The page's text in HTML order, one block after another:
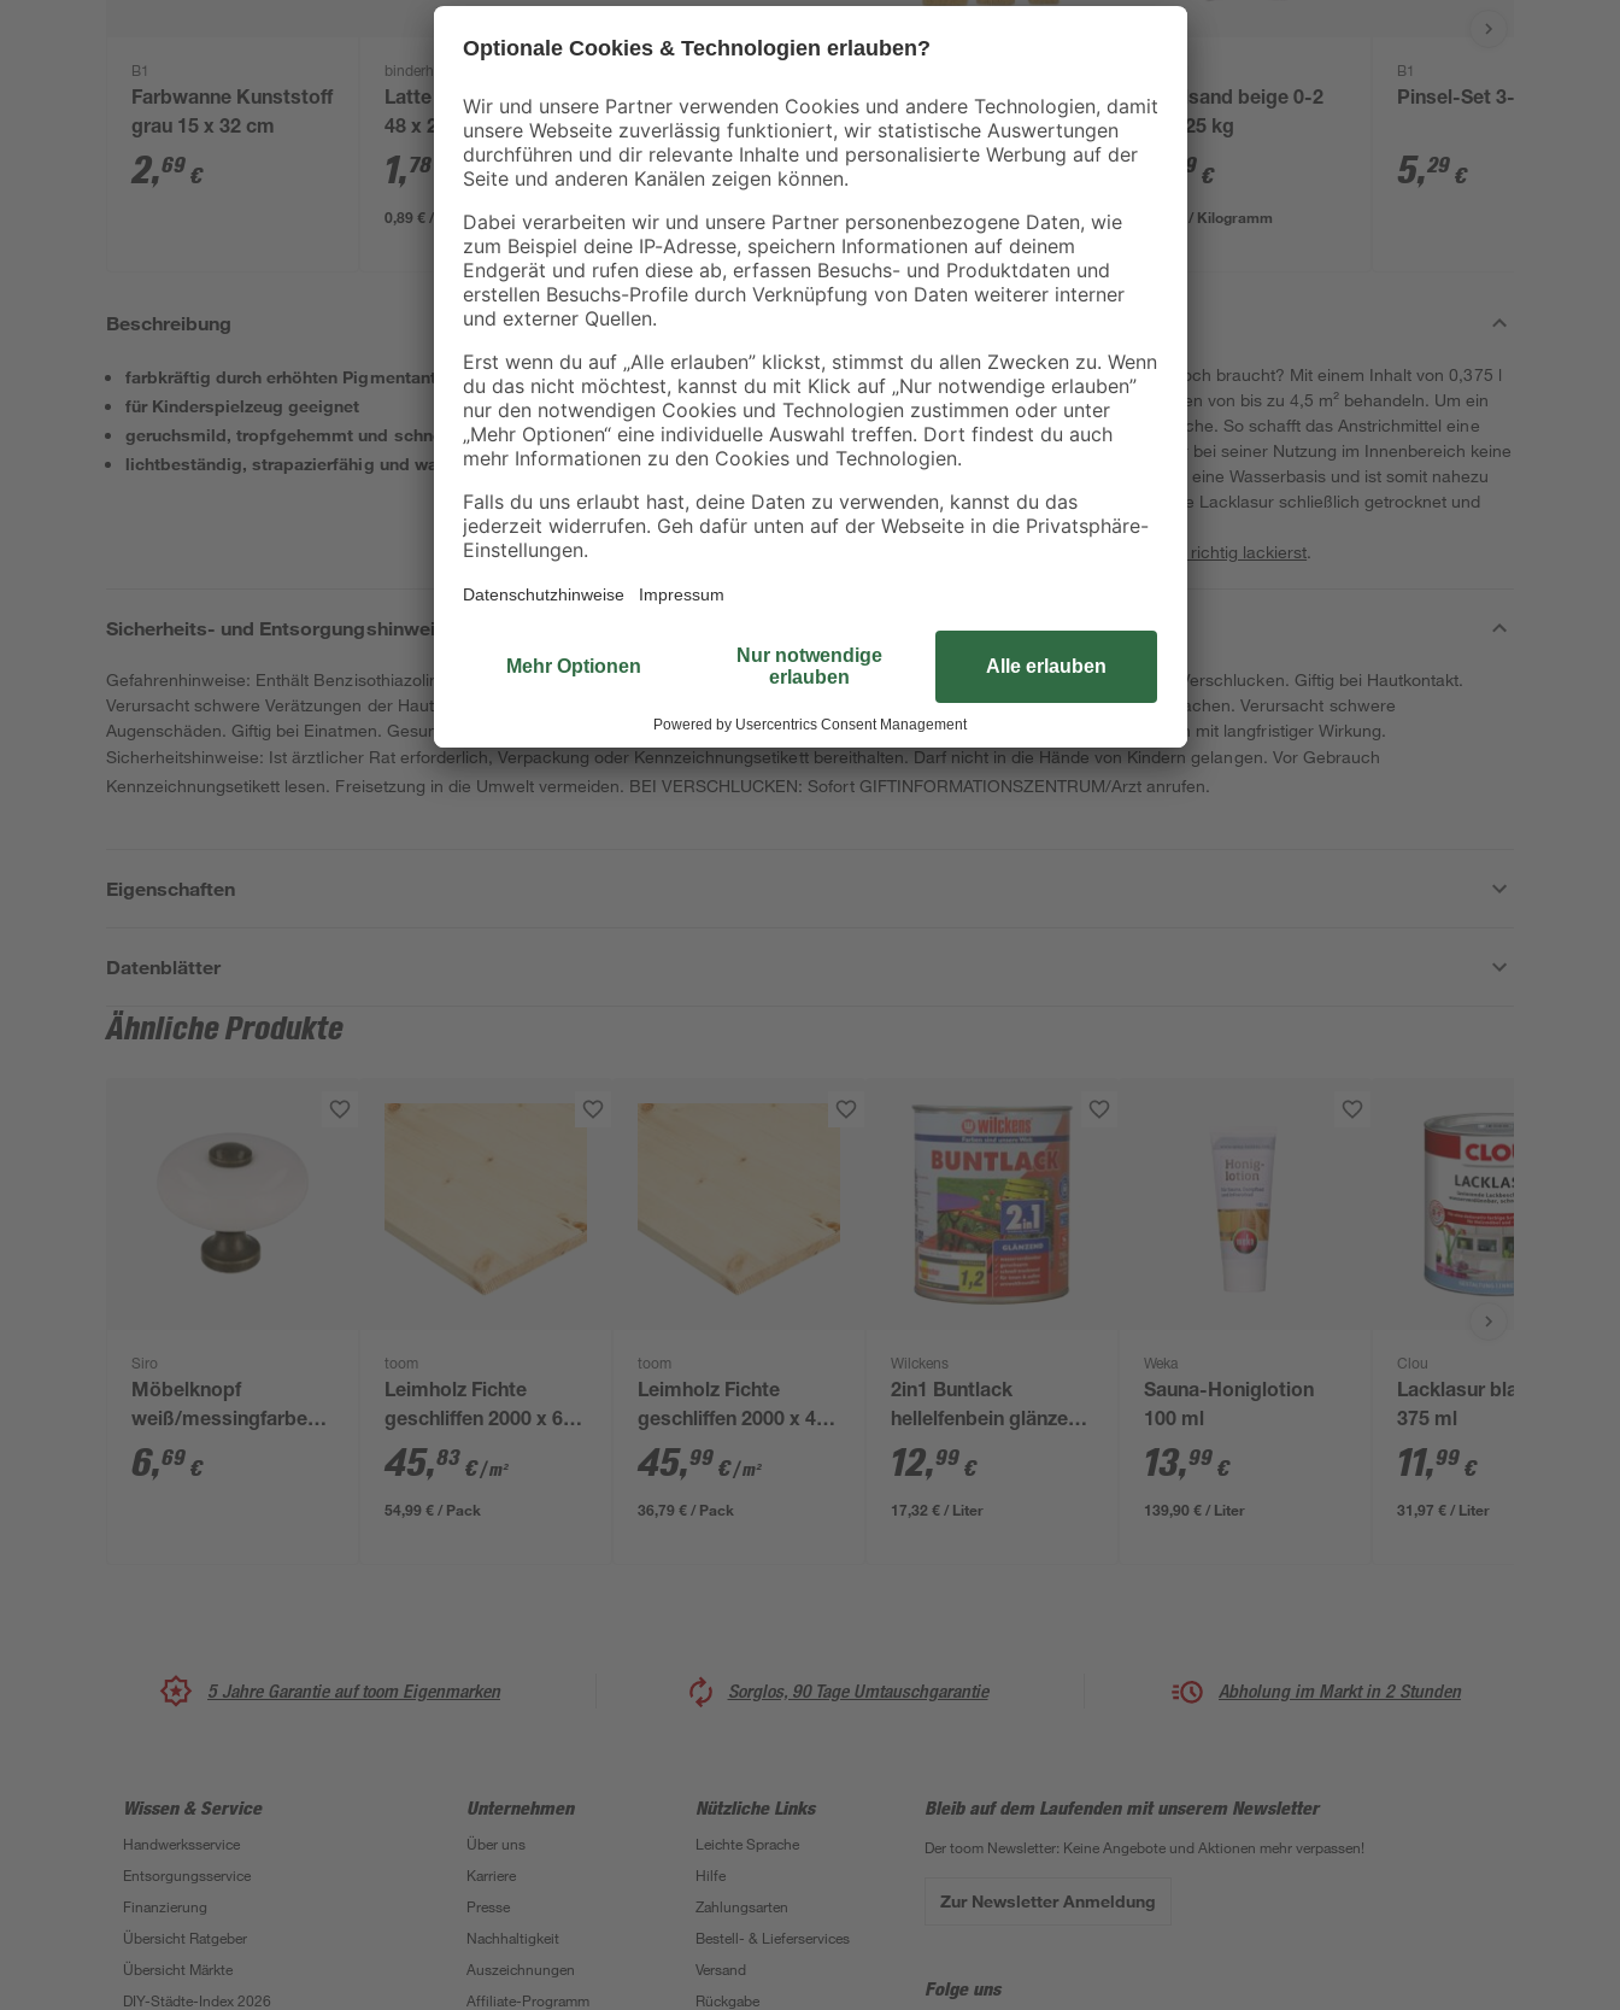
B1
Farbwanne Kunststoff
grau 15 x 32 cm
2,69 €
binderholz
Latte sägerau 2000 x
48 x 24 mm
1,78
0,89 € / Meter
Lackier-Set 3-teilig
4,59 €
Flachpinselset 3-tlg.
5,59
Spielsand beige 0-2
mm 25 kg
29 €
0,13 € / Kilogramm
B1
Pinsel-Set 3-teilig
5,29 €
Beschreibung
farbkräftig durch erhöhten Pigmentanteil
für Kinderspielzeug geeignet
geruchsmild, tropfgehemmt und schnell trocknend
lichtbeständig, strapazierfähig und wasserabweisend
Ist dieser Lack vielleicht das, was dein Projekt noch braucht? Mit einem Inhalt von 0,375 l
lassen sich bei einem einmaligen Anstrich Flächen von bis zu 4,5 m² behandeln. Um ein
gutes Ergebnis zu erzielen, benötigst du 2 Anstriche. So schafft das Anstrichmittel eine
seidenmatte Oberfläche. Außerdem musst du dir bei seiner Nutzung im Innenbereich keine
Sorgen machen. Darüber hinaus verfügt es über eine Wasserbasis und ist somit nahezu
geruchslos. 20 Minuten nach dem Anstrich ist die Lacklasur schließlich getrocknet und
kann nach 3 Stunden überstrichen werden.
Bauprojekte richtig lackierst.
Sicherheits- und Entsorgungshinweise
Gefahrenhinweise: Enthält Benzisothiazolinon. Kann allergische Reaktionen hervorrufen. Giftig bei Verschlucken. Gesundheitsschädlich bei Verschlucken. Giftig bei Hautkontakt.
Verursacht schwere Verätzungen der Haut und schwere Augenschäden. Verursacht Hautreizungen. Kann allergische Hautreaktionen verursachen. Verursacht schwere
Augenschäden. Giftig bei Einatmen. Gesundheitsschädlich bei Einatmen. Sehr giftig für Wasserorganismen. Sehr giftig für Wasserorganismen mit langfristiger Wirkung.
Sicherheitshinweise: Ist ärztlicher Rat erforderlich, Verpackung oder Kennzeichnungsetikett bereithalten. Darf nicht in die Hände von Kindern gelangen. Vor Gebrauch
Kennzeichnungsetikett lesen. Freisetzung in die Umwelt vermeiden. BEI VERSCHLUCKEN: Sofort GIFTINFORMATIONSZENTRUM/Arzt anrufen.
Eigenschaften
Datenblätter
Ähnliche Produkte
Siro
Möbelknopf
weiß/messingfarben
Ø 35 mm
6,69 €
toom
Leimholz Fichte
geschliffen 2000 x 600
x 18 mm
45,83 €/ m²
54,99 € / Pack
toom
Leimholz Fichte
geschliffen 2000 x 400
x 18 mm
45,99 €/ m²
36,79 € / Pack
Wilckens
2in1 Buntlack
hellelfenbein glänzend
750 ml
12,99 €
17,32 € / Liter
Weka
Sauna-Honiglotion
100 ml
13,99 €
139,90 € / Liter
Clou
Lacklasur blaugrau
375 ml
11,99 €
31,97 € / Liter
5 Jahre Garantie auf toom Eigenmarken Sorglos, 90 Tage Umtauschgarantie Abholung im Markt in 2 Stunden
Wissen & Service
Handwerksservice
Entsorgungsservice
Finanzierung
Übersicht Ratgeber
Übersicht Märkte
DIY-Städte-Index 2026
Unternehmen
Über uns
Karriere
Presse
Nachhaltigkeit
Auszeichnungen
Affiliate-Programm
Nützliche Links
Leichte Sprache
Hilfe
Zahlungsarten
Bestell- & Lieferservices
Versand
Rückgabe
Bleib auf dem Laufenden mit unserem Newsletter
Der toom Newsletter: Keine Angebote und Aktionen mehr verpassen!
Zur Newsletter Anmeldung
Folge uns